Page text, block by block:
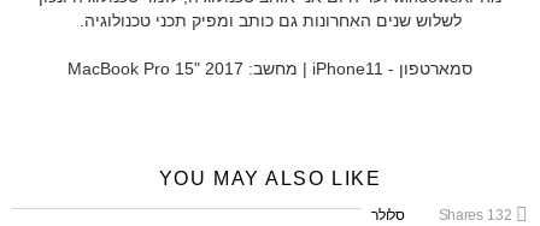
לשלוש שנים האחרונות גם כותב ומפיק תכני טכנולוגיה.
סמארטפון - iPhone11 | מחשב: MacBook Pro 15" 2017
YOU MAY ALSO LIKE
132
Shares סלולר